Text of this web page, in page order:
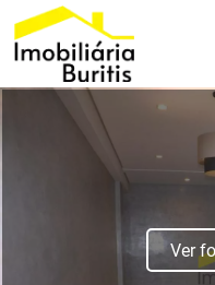
Ver